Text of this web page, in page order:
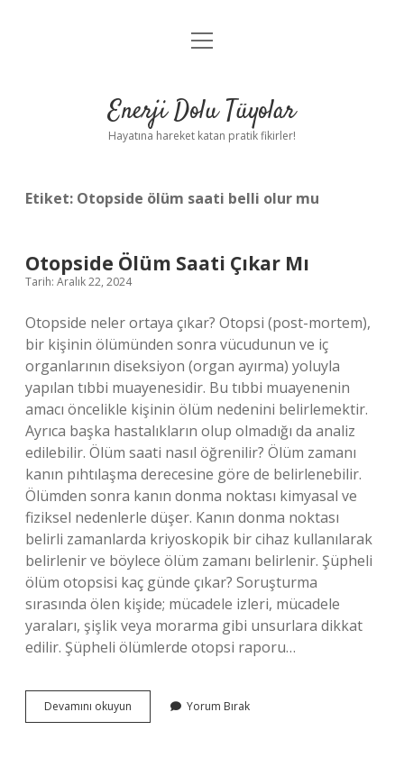
Anasayfa
Yasal Uyarı
menüyü
Enerji Dolu Tüyolar
Hayatına hareket katan pratik fikirler!
Etiket: Otopside ölüm saati belli olur mu
Otopside Ölüm Saati Çıkar Mı
Tarih: Aralık 22, 2024
Otopside neler ortaya çıkar? Otopsi (post-mortem),
bir kişinin ölümünden sonra vücudunun ve iç
organlarının diseksiyon (organ ayırma) yoluyla
yapılan tıbbi muayenesidir. Bu tıbbi muayenenin
amacı öncelikle kişinin ölüm nedenini belirlemektir.
Ayrıca başka hastalıkların olup olmadığı da analiz
edilebilir. Ölüm saati nasıl öğrenilir? Ölüm zamanı
kanın pıhtılaşma derecesine göre de belirlenebilir.
Ölümden sonra kanın donma noktası kimyasal ve
fiziksel nedenlerle düşer. Kanın donma noktası
belirli zamanlarda kriyoskopik bir cihaz kullanılarak
belirlenir ve böylece ölüm zamanı belirlenir. Şüpheli
ölüm otopsisi kaç günde çıkar? Soruşturma
sırasında ölen kişide; mücadele izleri, mücadele
yaraları, şişlik veya morarma gibi unsurlara dikkat
edilir. Şüpheli ölümlerde otopsi raporu…
Devamını okuyun Otopside
Ölüm
Yorum Bırak